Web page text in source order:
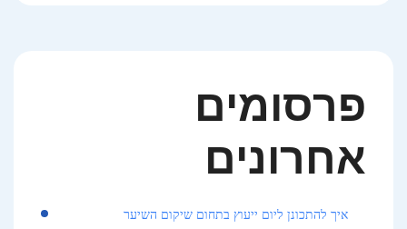
פרסומים
אחרונים
איך להתכונן ליום ייעוץ בתחום שיקום השיער